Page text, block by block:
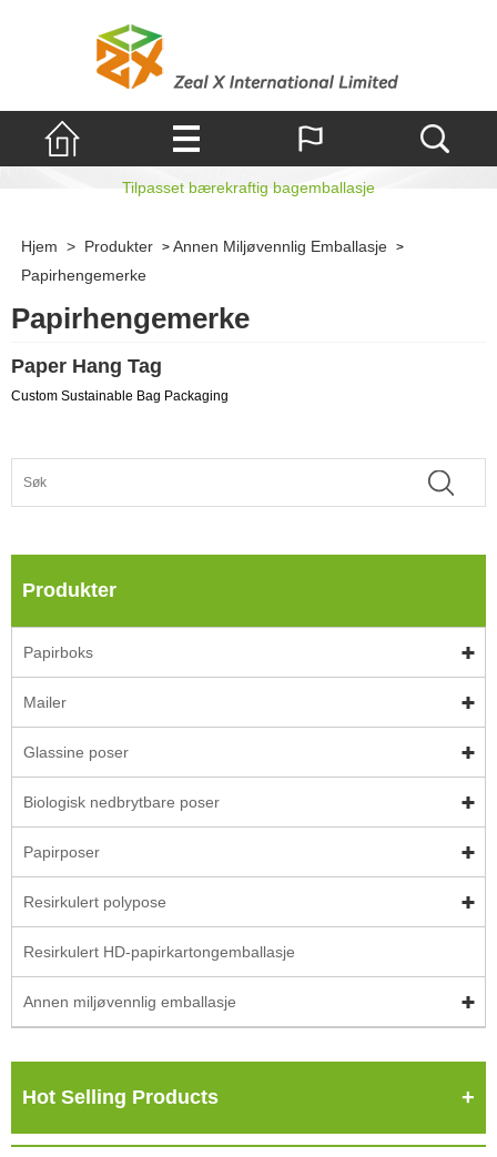
Papirhengemerke
Tilpasset bærekraftig bagemballasje
Hjem > Produkter > Annen Miljøvennlig Emballasje >
Papirhengemerke
Papirhengemerke
Paper Hang Tag
Custom Sustainable Bag Packaging
Produkter
Papirboks
Mailer
Glassine poser
Biologisk nedbrytbare poser
Papirposer
Resirkulert polypose
Resirkulert HD-papirkartongemballasje
Annen miljøvennlig emballasje
Hot Selling Products